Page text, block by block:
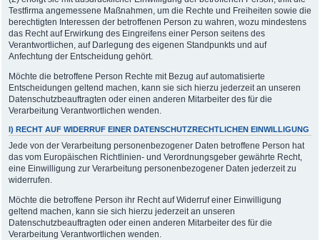
Testfirma angemessene Maßnahmen, um die Rechte und Freiheiten sowie die
berechtigten Interessen der betroffenen Person zu wahren, wozu mindestens
das Recht auf Erwirkung des Eingreifens einer Person seitens des
Verantwortlichen, auf Darlegung des eigenen Standpunkts und auf
Anfechtung der Entscheidung gehört.
Möchte die betroffene Person Rechte mit Bezug auf automatisierte
Entscheidungen geltend machen, kann sie sich hierzu jederzeit an unseren
Datenschutzbeauftragten oder einen anderen Mitarbeiter des für die
Verarbeitung Verantwortlichen wenden.
I) RECHT AUF WIDERRUF EINER DATENSCHUTZRECHTLICHEN EINWILLIGUNG
Jede von der Verarbeitung personenbezogener Daten betroffene Person hat
das vom Europäischen Richtlinien- und Verordnungsgeber gewährte Recht,
eine Einwilligung zur Verarbeitung personenbezogener Daten jederzeit zu
widerrufen.
Möchte die betroffene Person ihr Recht auf Widerruf einer Einwilligung
geltend machen, kann sie sich hierzu jederzeit an unseren
Datenschutzbeauftragten oder einen anderen Mitarbeiter des für die
Verarbeitung Verantwortlichen wenden.